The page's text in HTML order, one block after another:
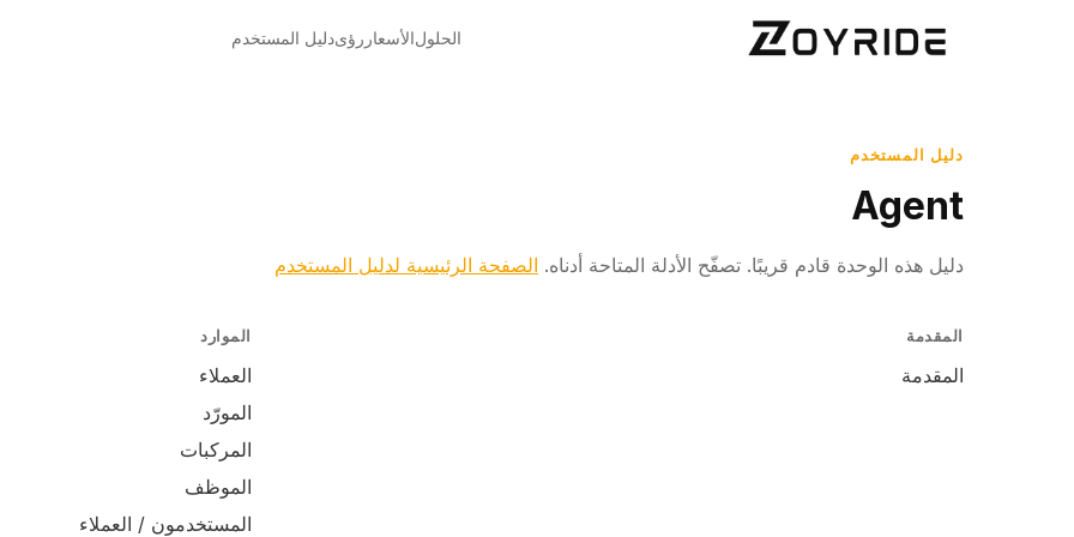
الحلولالأسعار رؤىدليل المستخدم
دليل المستخدم
Agent
دليل هذه الوحدة قادم قريبًا. تصفّح الأدلة المتاحة أدناه. الصفحة الرئيسية لدليل المستخدم
المقدمة
المقدمة
الموارد
العملاء
المورّد
المركبات
الموظف
المستخدمون / العملاء